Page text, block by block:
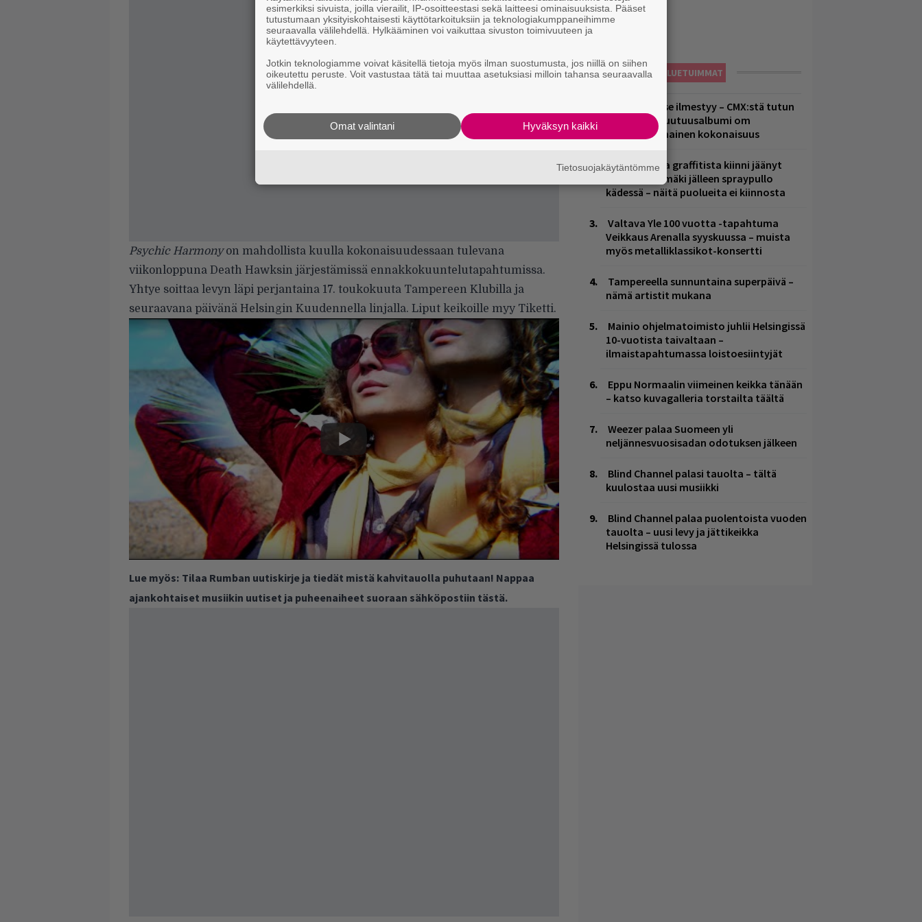
Psychic Harmonyon mahdollista kuulla kokonaisuudessaan tulevana
viikonloppuna Death Hawksin järjestämissä ennakkokuuntelutapahtumissa.
Yhtye soittaa levyn läpi perjantaina 17. toukokuuta Tampereen Klubilla ja
seuraavana päivänä Helsingin Kuudennella linjalla. Liput keikoille myy Tiketti.
Lue myös: Tilaa Rumban uutiskirje ja tiedät mistä kahvitauolla puhutaan! Nappaa
ajankohtaiset musiikin uutiset ja puheenaiheet suoraan sähköpostiin tästä.
LUETUIMMAT
Huomenna se ilmestyy – CMX:stä tutun
A.W. Yrjänän uutuusalbumi om
mammuttimainen kokonaisuus
Laittomasta graffitista kiinni jäänyt
Paavo Arhinmäki jälleen spraypullo
kädessä – näitä puolueita ei kiinnosta
Valtava Yle 100 vuotta -tapahtuma
Veikkaus Arenalla syyskuussa – muista
myös metalliklassikot-konsertti
Tampereella sunnuntaina superpäivä –
nämä artistit mukana
Mainio ohjelmatoimisto juhlii Helsingissä
10-vuotista taivaltaan –
ilmaistapahtumassa loistoesiintyjät
Eppu Normaalin viimeinen keikka tänään
– katso kuvagalleria torstailta täältä
Weezer palaa Suomeen yli
neljännesvuosisadan odotuksen jälkeen
Blind Channel palasi tauolta – tältä
kuulostaa uusi musiikki
Blind Channel palaa puolentoista vuoden
tauolta – uusi levy ja jättikeikka
Helsingissä tulossa
esimerkiksi sivuista, joilla vierailit, IP-osoitteestasi sekä laitteesi ominaisuuksista. Pääset
tutustumaan yksityiskohtaisesti käyttötarkoituksiin ja teknologiakumppaneihimme
seuraavalla välilehdellä. Hylkääminen voi vaikuttaa sivuston toimivuuteen ja
käytettävyyteen.
Jotkin teknologiamme voivat käsitellä tietoja myös ilman suostumusta, jos niillä on siihen
oikeutettu peruste. Voit vastustaa tätä tai muuttaa asetuksiasi milloin tahansa seuraavalla
välilehdellä.
Hyväksyn kaikki
Omat valintani
Tietosuojakäytäntömme